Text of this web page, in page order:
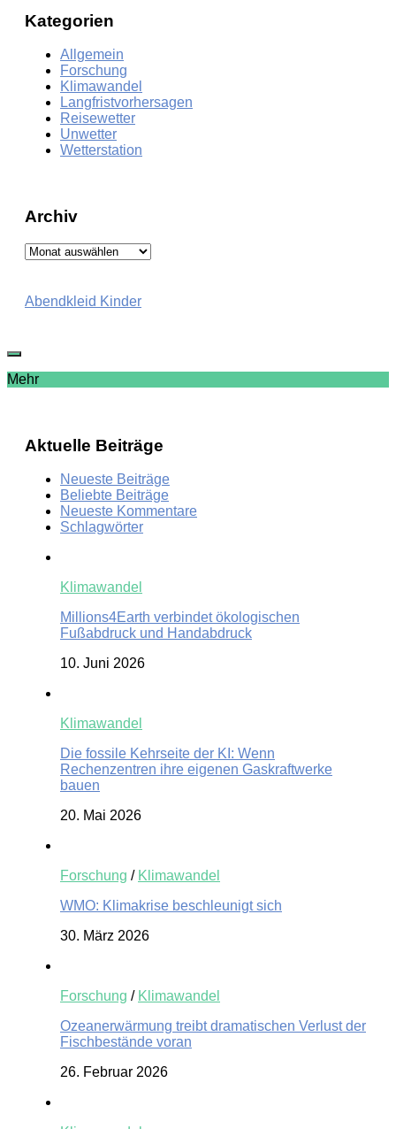
Kategorien
Allgemein
Forschung
Klimawandel
Langfristvorhersagen
Reisewetter
Unwetter
Wetterstation
Archiv
Archiv
Abendkleid Kinder
Mehr
Aktuelle Beiträge
Neueste Beiträge
Beliebte Beiträge
Neueste Kommentare
Schlagwörter
Klimawandel
Millions4Earth verbindet ökologischen
Fußabdruck und Handabdruck
10. Juni 2026
Klimawandel
Die fossile Kehrseite der KI: Wenn
Rechenzentren ihre eigenen Gaskraftwerke
bauen
20. Mai 2026
Forschung / Klimawandel
WMO: Klimakrise beschleunigt sich
30. März 2026
Forschung / Klimawandel
Ozeanerwärmung treibt dramatischen Verlust der
Fischbestände voran
26. Februar 2026